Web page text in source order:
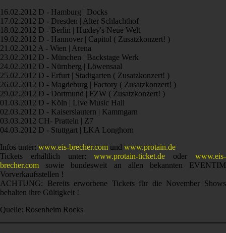
16.02.2012 D - Hamburg | Docks
17.02.2012 D - Dresden | Alter Schlachthof
18.02.2012 D - Berlin | Huxley's Neue Welt
19.02.2012 D - Hannover | Capitol ( Zusatzkonzert! )
21.02.2012 A - Wien | Arena
23.02.2012 D - München | Backstage Werk
24.02.2012 D - Nürnberg | Löwensaal
25.02.2012 D - Erfurt | Stadtgarten ( Zusatzkonzert! )
26.02.2012 D - Magdeburg | Factory ( Zusatzkonzert! )
29.02.2012 D - Dortmund | FZW ( Zusatzkonzert! )
01.03.2012 D - Köln | Live Music Hall
02.03.2012 D - Kaiserslautern | Kammgarn
03.03.2012 CH- Pratteln | Z7
04.03.2012 D - Stuttgart | LKA Longhorn
Infos unter: www.eis-brecher.com und www.protain.de
Tickets erhältlich unter:www.protain-ticket.de oderwww.eis-
brecher.com sowie bundesweit an allen bekannten EVENTIM
Vorverkaufsstellen !
ACHTUNG: Bereits erworbene Tickets für die November Shows
behalten ihre Gültigkeit !
Quelle: Rosenheim Rocks